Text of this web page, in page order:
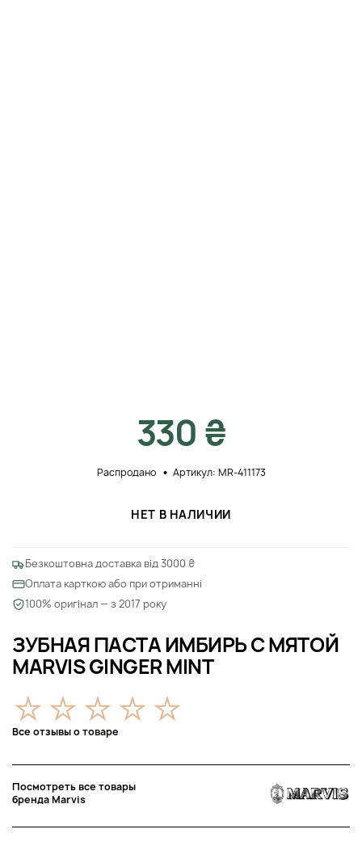
ЗУБНАЯ ПАСТА ИМБИРЬ С МЯТОЙ
MARVIS GINGER MINT
Все отзывы о товаре
Посмотреть все товары
бренда Marvis
330 ₴
Распродано Артикул: MR-411173
НЕТ В НАЛИЧИИ
Безкоштовна доставка від 3000 ₴
Оплата карткою або при отриманні
100% оригінал — з 2017 року